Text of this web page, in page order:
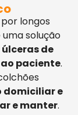
longos
uma solução
de
paciente.
domiciliar e
e manter.